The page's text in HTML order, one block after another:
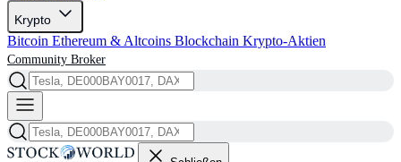
Krypto
Bitcoin Ethereum & Altcoins Blockchain Krypto-Aktien
Community Broker